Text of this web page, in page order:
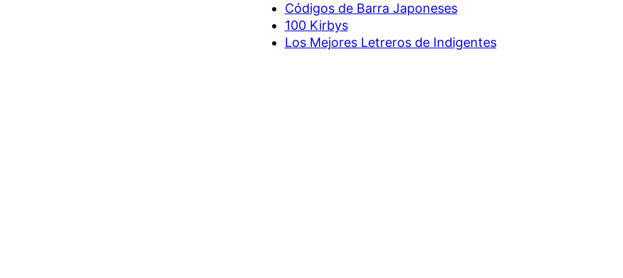
Códigos de Barra Japoneses
100 Kirbys
Los Mejores Letreros de Indigentes